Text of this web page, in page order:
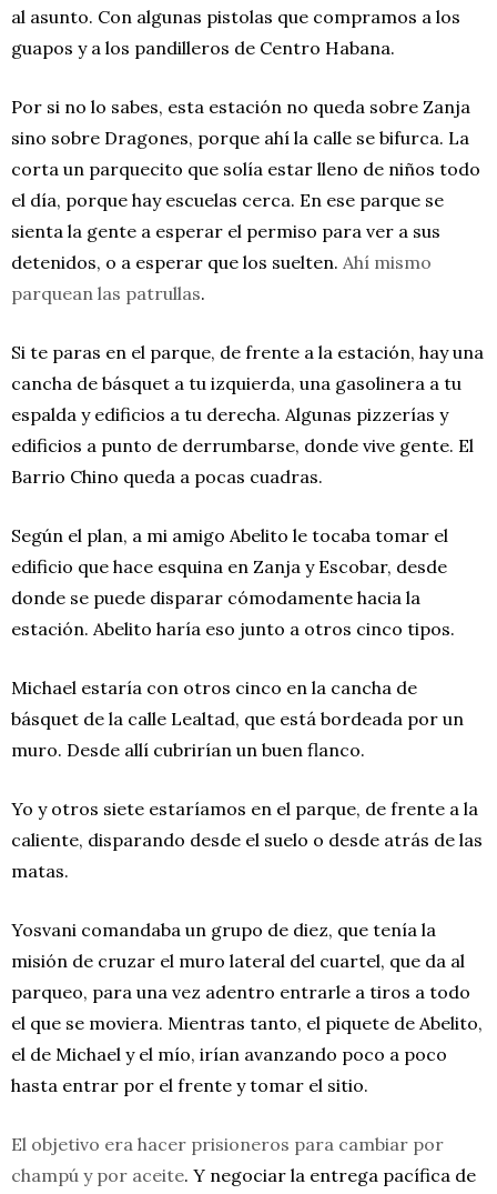
al asunto. Con algunas pistolas que compramos a los
guapos y a los pandilleros de Centro Habana.
Por si no lo sabes, esta estación no queda sobre Zanja
sino sobre Dragones, porque ahí la calle se bifurca. La
corta un parquecito que solía estar lleno de niños todo
el día, porque hay escuelas cerca. En ese parque se
sienta la gente a esperar el permiso para ver a sus
detenidos, o a esperar que los suelten. Ahí mismo
parquean las patrullas.
Si te paras en el parque, de frente a la estación, hay una
cancha de básquet a tu izquierda, una gasolinera a tu
espalda y edificios a tu derecha. Algunas pizzerías y
edificios a punto de derrumbarse, donde vive gente. El
Barrio Chino queda a pocas cuadras.
Según el plan, a mi amigo Abelito le tocaba tomar el
edificio que hace esquina en Zanja y Escobar, desde
donde se puede disparar cómodamente hacia la
estación. Abelito haría eso junto a otros cinco tipos.
Michael estaría con otros cinco en la cancha de
básquet de la calle Lealtad, que está bordeada por un
muro. Desde allí cubrirían un buen flanco.
Yo y otros siete estaríamos en el parque, de frente a la
caliente, disparando desde el suelo o desde atrás de las
matas.
Yosvani comandaba un grupo de diez, que tenía la
misión de cruzar el muro lateral del cuartel, que da al
parqueo, para una vez adentro entrarle a tiros a todo
el que se moviera. Mientras tanto, el piquete de Abelito,
el de Michael y el mío, irían avanzando poco a poco
hasta entrar por el frente y tomar el sitio.
El objetivo era hacer prisioneros para cambiar por
champú y por aceite. Y negociar la entrega pacífica de